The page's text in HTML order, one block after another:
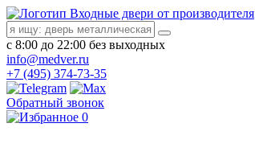
Входные двери от производителя
с 8:00 до 22:00 без выходных
info@medver.ru
+7 (495) 374-73-35
Обратный звонок
0